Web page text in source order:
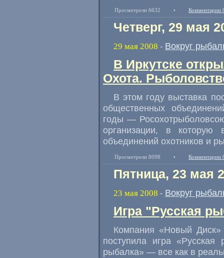
Просмотрели 6632 • Комментарии
Четверг, 29 мая
29 мая 2008 - Вокруг
В Иркутске
Охота.
В этом году выставка
общественных
годы —
организации, в которую
объединений охотников и
Просмотрели 8098 • Комментарии
Пятница, 23 мая
23 мая 2008 - Вокруг
Игра "Русская
Компания «Новый
поступила игра
рыбалка» — все как в